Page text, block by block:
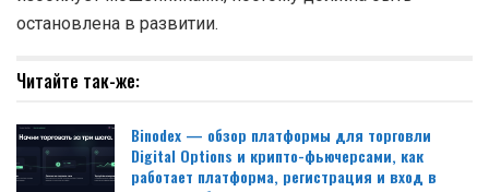
остановлена в развитии.
Читайте так-же:
Binodex — обзор платформы для торговли
Digital Options и крипто-фьючерсами, как
работает платформа, регистрация и вход в